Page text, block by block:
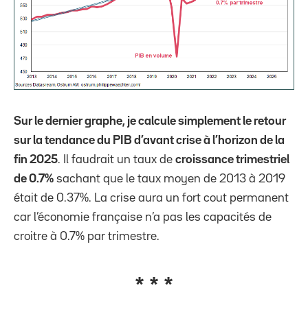
Sur le dernier graphe, je calcule simplement le retour
sur la tendance du PIB d’avant crise à l’horizon de la
fin 2025. Il faudrait un taux de croissance trimestriel
de 0.7% sachant que le taux moyen de 2013 à 2019
était de 0.37%. La crise aura un fort cout permanent
car l’économie française n’a pas les capacités de
croitre à 0.7% par trimestre.
* * *